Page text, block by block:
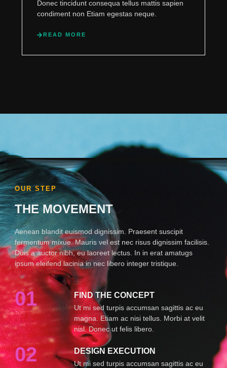
Donec tincidunt consequa tellus mattis sapien
condiment non Etiam egestas neque.
READ MORE
OUR STEP
THE MOVEMENT
Aenean blandit euismod dignissim. Praesent suscipit
fermentum mixue. Mauris vel est nec risus dignissim facilisis.
Duis a auctor nibh, eu laoreet lectus. In in erat amatugs
ipsum eleifend lacinia in nec libero integer tristique.
01 FIND THE CONCEPT
Ut mi sed turpis accumsan sagittis ac eu
magna. Etiam ac nisi tellus. Morbi at velit
nisl. Donec ut felis libero.
02 DESIGN EXECUTION
Ut mi sed turpis accumsan sagittis ac eu